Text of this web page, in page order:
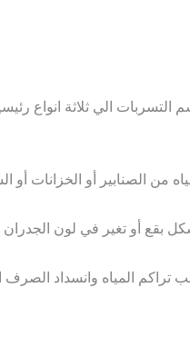
الي ثلاثة انواع
الصنابير أو الخزانات أو
أو تغير في لون الجدران
تراكم المياه وانسداد